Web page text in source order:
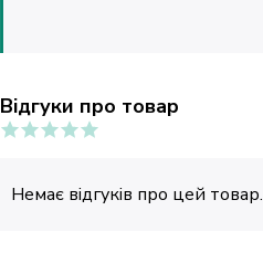
Відгуки про товар
Немає відгуків про цей товар.